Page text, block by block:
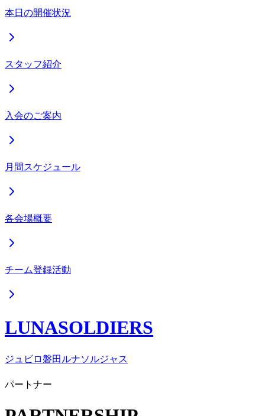
本日の開催状況
スタッフ紹介
入会のご案内
月間スケジュール
各会場概要
チーム登録活動
LUNASOLDIERS
ジュビロ磐田ルナソルジャス
パートナー